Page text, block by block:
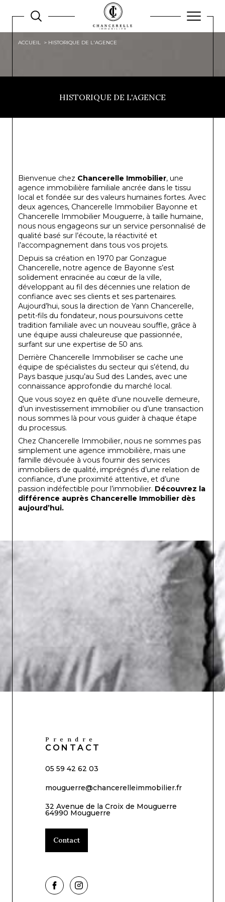
ACCUEIL HISTORIQUE DE L'AGENCE
HISTORIQUE DE L'AGENCE
Bienvenue chez Chancerelle Immobilier, une
agence immobilière familiale ancrée dans le tissu
local et fondée sur des valeurs humaines fortes. Avec
deux agences, Chancerelle Immobilier Bayonne et
Chancerelle Immobilier Mouguerre, à taille humaine,
nous nous engageons sur un service personnalisé de
qualité basé sur l’écoute, la réactivité et
l’accompagnement dans tous vos projets.
Depuis sa création en 1970 par Gonzague
Chancerelle, notre agence de Bayonne s’est
solidement enracinée au cœur de la ville,
développant au fil des décennies une relation de
confiance avec ses clients et ses partenaires.
Aujourd’hui, sous la direction de Yann Chancerelle,
petit-fils du fondateur, nous poursuivons cette
tradition familiale avec un nouveau souffle, grâce à
une équipe aussi chaleureuse que passionnée,
surfant sur une expertise de 50 ans.
Derrière Chancerelle Immobiliser se cache une
équipe de spécialistes du secteur qui s’étend, du
Pays basque jusqu’au Sud des Landes, avec une
connaissance approfondie du marché local.
Que vous soyez en quête d’une nouvelle demeure,
d’un investissement immobilier ou d’une transaction
nous sommes là pour vous guider à chaque étape
du processus.
Chez Chancerelle Immobilier, nous ne sommes pas
simplement une agence immobilière, mais une
famille dévouée à vous fournir des services
immobiliers de qualité, imprégnés d’une relation de
confiance, d’une proximité attentive, et d’une
passion indéfectible pour l’immobilier. Découvrez la
différence auprès Chancerelle Immobilier dès
aujourd’hui.
Prendre
CONTACT
05 59 42 62 03
mouguerre@chancerelleimmobilier.fr
32 Avenue de la Croix de Mouguerre
64990 Mouguerre
Contact